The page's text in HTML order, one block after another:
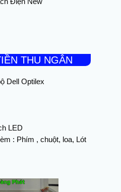
THU NGÂN
Dell Optilex
LED
: Phím , chuột, loa, Lót